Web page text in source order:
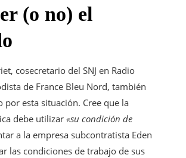
(o no) el
cosecretario del SNJ en Radio
de France Bleu Nord, también
por esta situación. Cree que la
debe utilizar «su condición de
a la empresa subcontratista Eden
las condiciones de trabajo de sus